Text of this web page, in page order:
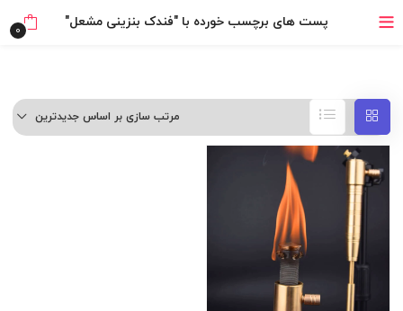
۴ قسط، بدون کارمزد
خرید قسطی با ترب‌پی
پست های برچسب خورده با "فندک بنزینی مشعل" 0
مرتب سازی بر اساس جدیدترین